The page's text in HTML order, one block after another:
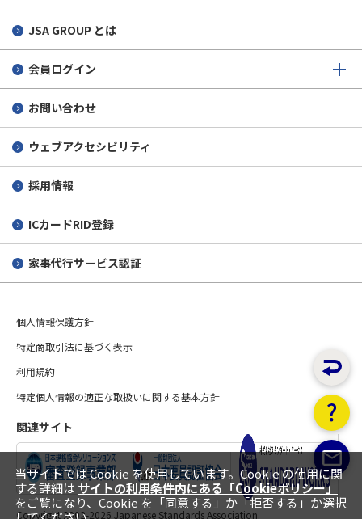
JSA GROUP とは
会員ログイン
お問い合わせ
ウェブアクセシビリティ
採用情報
ICカードRID登録
家事代行サービス認証
個人情報保護方針
特定商取引法に基づく表示
利用規約
特定個人情報の適正な取扱いに関する基本方針
関連サイト
Copyright 2002-2026 Japanese Standards Association.
当サイトでは Cookie を使用しています。Cookie の使用に関
する詳細は サイトの利用条件内にある「Cookieポリシー」
をご覧になり、Cookie を「同意する」か「拒否する」か選択